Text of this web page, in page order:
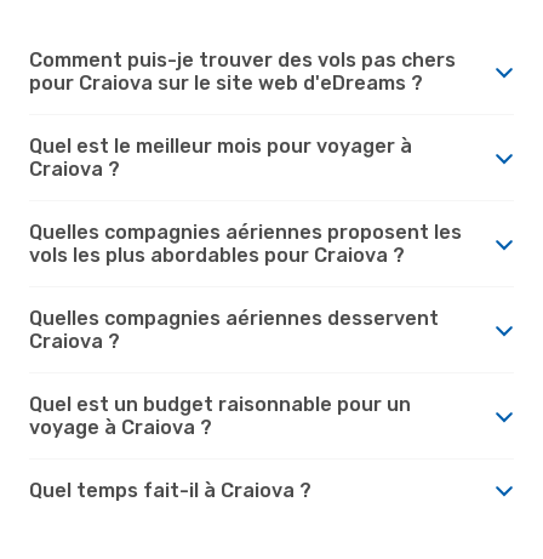
Comment puis-je trouver des vols pas chers
pour Craiova sur le site web d'eDreams ?
Quel est le meilleur mois pour voyager à
Craiova ?
Quelles compagnies aériennes proposent les
vols les plus abordables pour Craiova ?
Quelles compagnies aériennes desservent
Craiova ?
Quel est un budget raisonnable pour un
voyage à Craiova ?
Quel temps fait-il à Craiova ?